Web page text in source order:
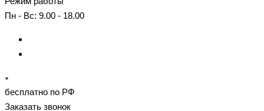
Пн - Вс: 9.00 - 18.00
бесплатно по РФ
Заказать звонок